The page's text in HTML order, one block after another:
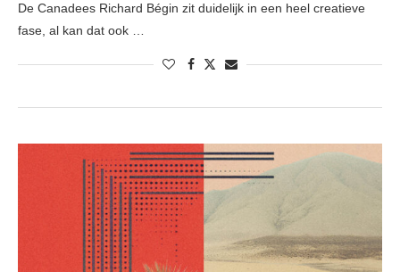
De Canadees Richard Bégin zit duidelijk in een heel creatieve
fase, al kan dat ook …